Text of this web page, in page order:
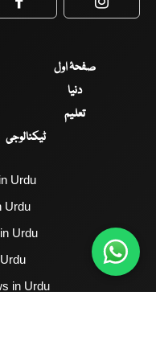
Facebook
صفحۂ اول
دنیا
تعلیم
ٹیکنالوجی
Urdu
Urdu
Urdu
in Urdu